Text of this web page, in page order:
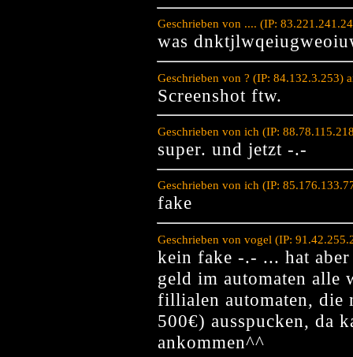
Geschrieben von .... (IP:
was
Geschrieben von ? (IP: 84.132.3.253)
Screenshot ftw.
Geschrieben von ich (IP:
super. und jetzt -.-
Geschrieben von ich (IP:
fake
Geschrieben von vogel (IP:
kein fake -.- ... hat
geld im automaten alle
fillialen automaten, die
500€) ausspucken, da
ankommen^^